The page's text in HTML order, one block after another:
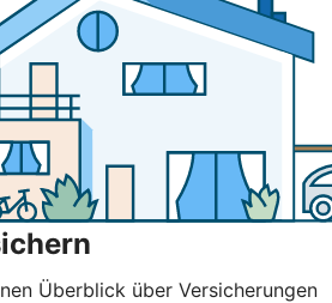
Überblick über Versicherungen